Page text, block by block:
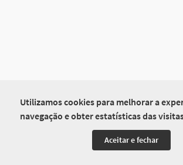
Utilizamos cookies para melhorar a
navegação e obter estatísticas das
Aceitar e fechar